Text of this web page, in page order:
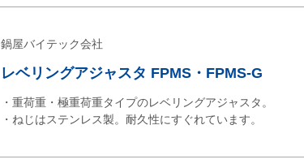
鍋屋バイテック会社
レベリングアジャスタ FPMS・FPMS-G
・重荷重・極重荷重タイプのレベリングアジャスタ。
・ねじはステンレス製。耐久性にすぐれています。